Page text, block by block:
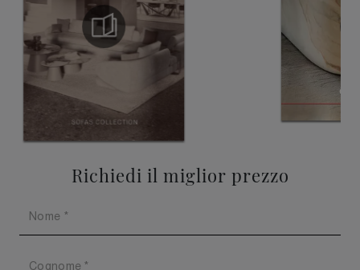
Richiedi il miglior prezzo